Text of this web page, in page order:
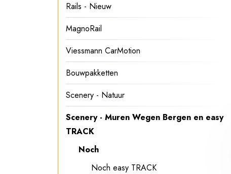
Rails - Nieuw
MagnoRail
Viessmann CarMotion
Bouwpakketten
Scenery - Natuur
Scenery - Muren Wegen Bergen en easy
TRACK
Noch
Noch easy TRACK